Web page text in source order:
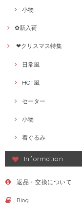
小物
✿新入荷
❤クリスマス特集
日常風
HOT風
セーター
小物
着ぐるみ
Information
返品・交換について
Blog